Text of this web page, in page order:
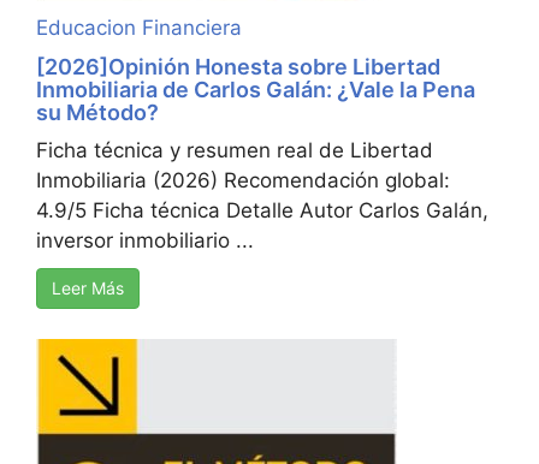
Educacion Financiera
[2026]Opinión Honesta sobre Libertad
Inmobiliaria de Carlos Galán: ¿Vale la Pena
su Método?
Ficha técnica y resumen real de Libertad
Inmobiliaria (2026) Recomendación global:
4.9/5 Ficha técnica Detalle Autor Carlos Galán,
inversor inmobiliario ...
Leer Más